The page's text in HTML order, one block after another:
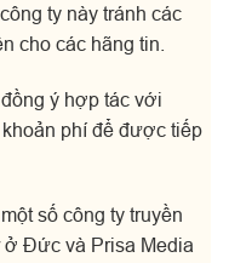
ty này tránh các
cho các hãng tin.
ý hợp tác với
phí để được tiếp
số công ty truyền
ở Đức và Prisa Media